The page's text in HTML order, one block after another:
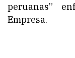
peruanas”
Empresa.